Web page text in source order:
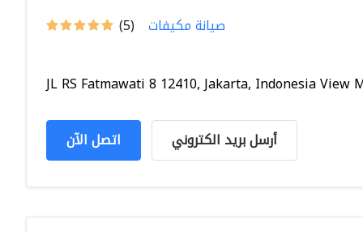
(5) صيانة مكيفات
JL RS Fatmawati 8 12410, Jakarta, Indonesia View
اتصل الآن أرسل بريد الكتروني